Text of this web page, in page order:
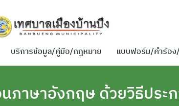
บริการข้อมูล/คู่มือ/กฎหมาย แบบฟอร์ม/คำร้อง
ภาษาอังกฤษ ด้วยวิธีประ